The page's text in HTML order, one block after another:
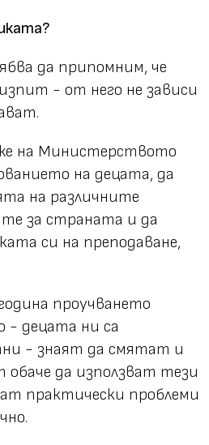
да припомним, че
- от него не зависи
на Министерството
на децата, да
на различните
за страната и да
си на преподаване,
проучването
- децата ни са
- знаят да смятат и
да използват тези
практически проблеми